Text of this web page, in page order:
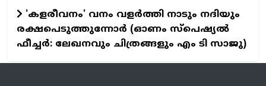
'കളരീവനം' വനം വളര്‍ത്തി നാടും നദിയും
രക്ഷപെടുത്തുന്നോര്‍ (ഓണം സ്പെഷ്യല്‍
ഫീച്ചര്‍: ലേഖനവും ചിത്രങ്ങളും എം ടി സാജു)